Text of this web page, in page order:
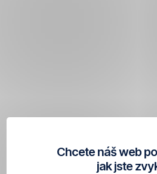
Chcete náš web
jak jste